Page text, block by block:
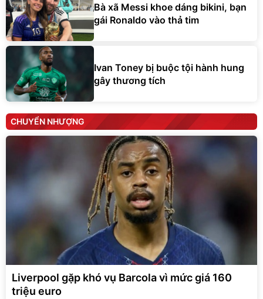
Bà xã Messi khoe dáng bikini, bạn
gái Ronaldo vào thả tim
Ivan Toney bị buộc tội hành hung
gây thương tích
CHUYỂN NHƯỢNG
Liverpool gặp khó vụ Barcola vì mức giá 160
triệu euro